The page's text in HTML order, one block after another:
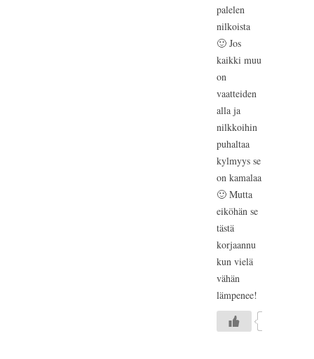
palelen
nilkoista
🙂 Jos
kaikki muu
on
vaatteiden
alla ja
nilkkoihin
puhaltaa
kylmyys se
on kamalaa
🙂 Mutta
eiköhän se
tästä
korjaannu
kun vielä
vähän
lämpenee!